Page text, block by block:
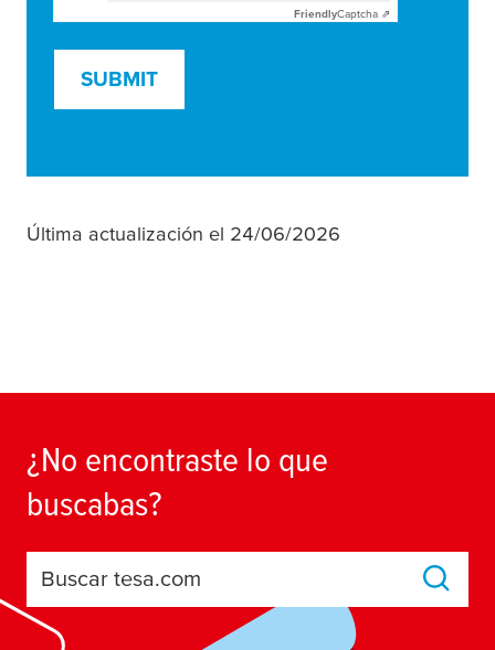
FriendlyCaptcha ⇗
SUBMIT
Última actualización el 24/06/2026
¿No encontraste lo que
buscabas?
Buscar tesa.com